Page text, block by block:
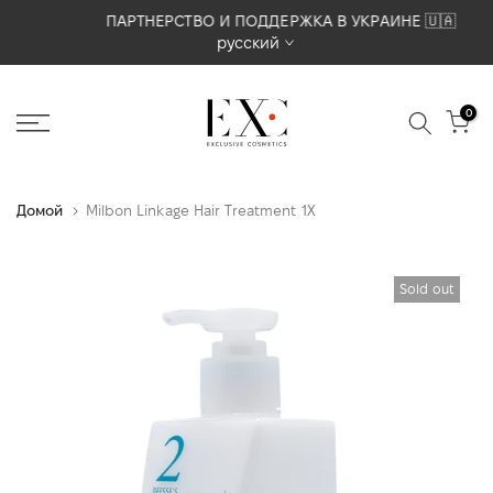
содержимому
ПАРТНЕРСТВО И ПОДДЕРЖКА В УКРАИНЕ 🇺🇦
русский
0
Домой Milbon Linkage Hair Treatment 1X
Sold out